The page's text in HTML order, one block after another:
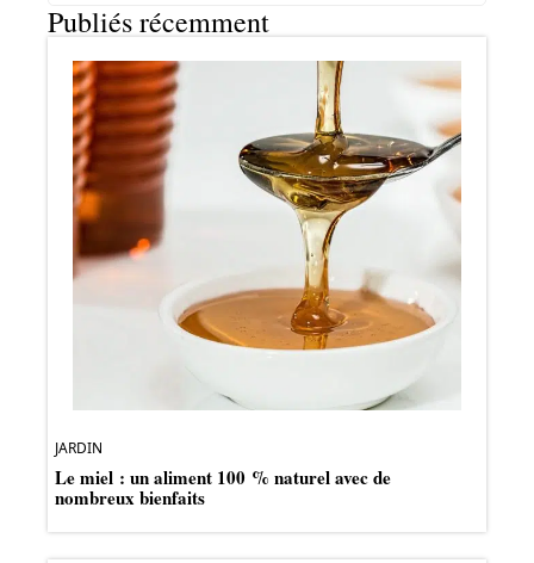
Publiés récemment
JARDIN
Le miel : un aliment 100 % naturel avec de
nombreux bienfaits